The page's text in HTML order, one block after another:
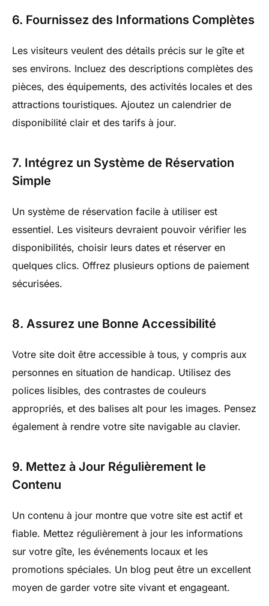
6. Fournissez des Informations Complètes
Les visiteurs veulent des détails précis sur le gîte et
ses environs. Incluez des descriptions complètes des
pièces, des équipements, des activités locales et des
attractions touristiques. Ajoutez un calendrier de
disponibilité clair et des tarifs à jour.
7. Intégrez un Système de Réservation
Simple
Un système de réservation facile à utiliser est
essentiel. Les visiteurs devraient pouvoir vérifier les
disponibilités, choisir leurs dates et réserver en
quelques clics. Offrez plusieurs options de paiement
sécurisées.
8. Assurez une Bonne Accessibilité
Votre site doit être accessible à tous, y compris aux
personnes en situation de handicap. Utilisez des
polices lisibles, des contrastes de couleurs
appropriés, et des balises alt pour les images. Pensez
également à rendre votre site navigable au clavier.
9. Mettez à Jour Régulièrement le
Contenu
Un contenu à jour montre que votre site est actif et
fiable. Mettez régulièrement à jour les informations
sur votre gîte, les événements locaux et les
promotions spéciales. Un blog peut être un excellent
moyen de garder votre site vivant et engageant.